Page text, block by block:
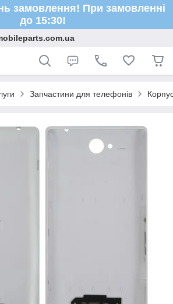
замовлення! При замовленні
до 15:30!
Запчастини для телефонів